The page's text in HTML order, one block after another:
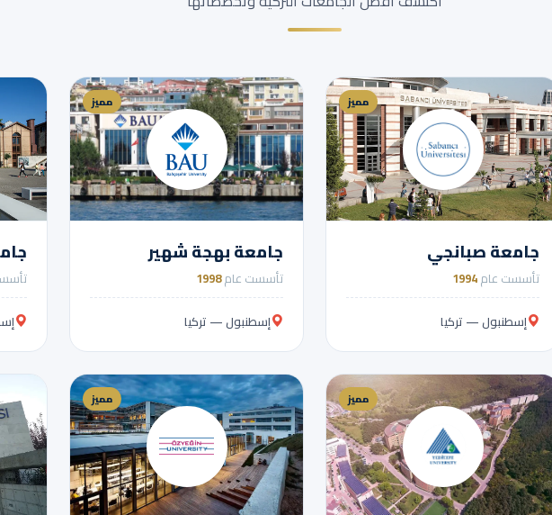
مميز
جامعة صبانجي
تأسست عام1994
إسطنبول — تركيا
مميز
جامعة بهجة شهير
تأسست عام1998
إسطنبول — تركيا
مميز مميز